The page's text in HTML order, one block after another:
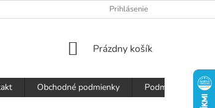
Prihlásenie
NÁKUPNÝ
Prázdny košík
Obchodné podmienky
Podmienky